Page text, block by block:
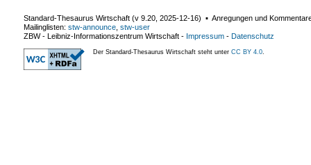
Standard-Thesaurus Wirtschaft (v 9.20 2025-12-16) ▪ Anregungen und
Mailinglisten: stw-announce stw-user
ZBW - Leibniz-Informationszentrum Wirtschaft - Impressum - Datenschutz
Der Standard-Thesaurus Wirtschaft steht unter CC BY 4.0